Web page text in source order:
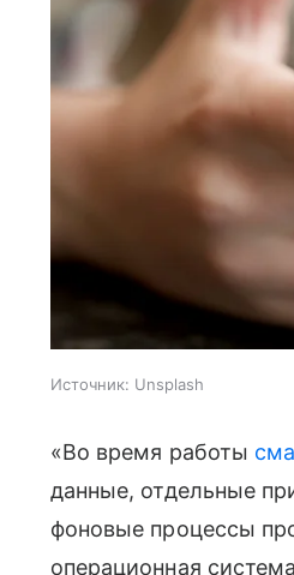
Источник: Unsplash
«Во время работы
данные, отдельные
фоновые процессы
операционная